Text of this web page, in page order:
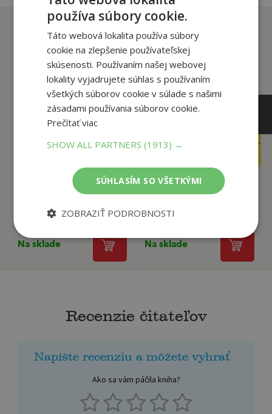
Zákazníci, ktorí si kúpili
tento titul si tiež kúpili
37 ,05
Karol Kállay
Na sklade
Aurel Hrabušický,
Na sklade
Recenzie čitateľov
Napíšte recenziu a môžete vyhrať
Ako sa vám páčila kniha?
používa súbory cookie.
Táto webová lokalita používa súbory
cookie na zlepšenie používateľskej
skúsenosti. Používaním našej webovej
lokality vyjadrujete súhlas s používaním
všetkých súborov cookie v súlade s našimi
zásadami používania súborov cookie.
Prečítať viac
SHOW ALL PARTNERS(1913) →
SÚHLASÍM SO VŠETKÝMI
ZOBRAZIŤ PODROBNOSTI